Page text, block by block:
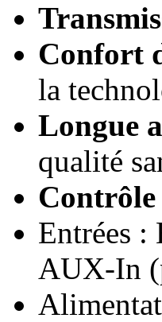
Confort
la
Longue
qualité
Entrées
AUX-In